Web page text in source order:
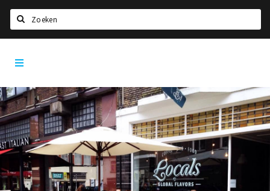
Home
Agenda
Deals
Nieuws, interviews & blogs
Eten
Drinken